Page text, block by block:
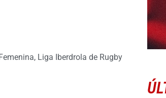
, Liga Iberdrola de Rugby